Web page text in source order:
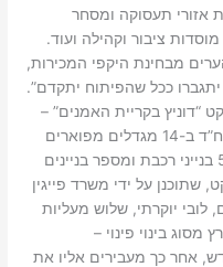
אזורי תעסוקה ומסחר
ציבור וקהילה ועוד.
מבחינת היקפי המכירות,
ככל שהפיתוח יתקדם”.
“דוניץ בקריית האמנים” –
פרויקט בינוי פינוי ענק הכולל כ-1,400 יח”ד ב-14 מגדלים מפוארים
בני 19-31 קומות, במקום 276 יח”ד ב-5 בנייני רכבת ומספר בניינים
שתוכנן על ידי משרד פייגין
לובי יוקרתי, שלוש מעליות
בינוי פינוי –
אחר כך מעבירים אליו את